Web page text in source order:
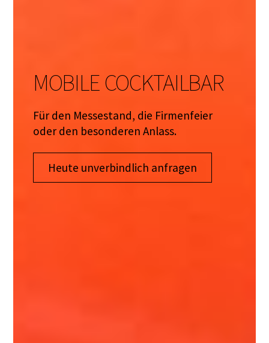
MOBILE COCKTAILBAR
Für den Messestand, die Firmenfeier
oder den besonderen Anlass.
Heute unverbindlich anfragen